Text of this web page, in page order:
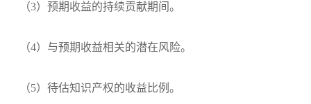
（3）预期收益的持续贡献期间。
（4）与预期收益相关的潜在风险。
（5） 待估知识产权的收益比例。